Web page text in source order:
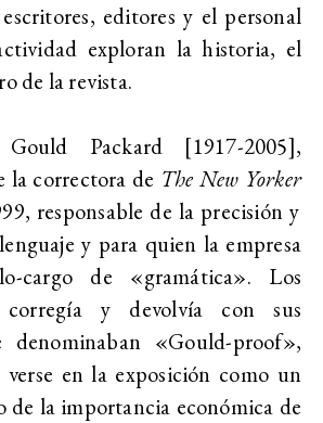
editores y el personal
exploran la historia, el
de la revista.
Packard [1917-2005],
la correctora de The New Yorker
responsable de la precisión y
y para quien la empresa
cargo de «gramática». Los
y devolvía con sus
denominaban «Gould-proof»,
en la exposición como un
de la importancia económica de